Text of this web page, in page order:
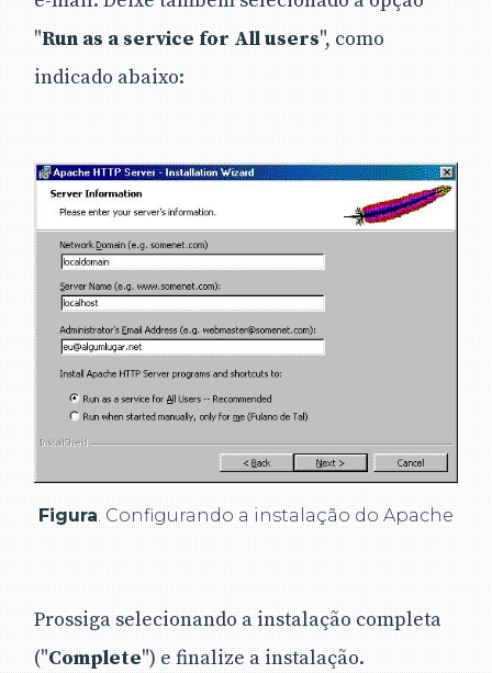
"Run as a service for All users", como
indicado abaixo:
Figura. Configurando a instalação do Apache
Prossiga selecionando a instalação completa
("Complete") e finalize a instalação.